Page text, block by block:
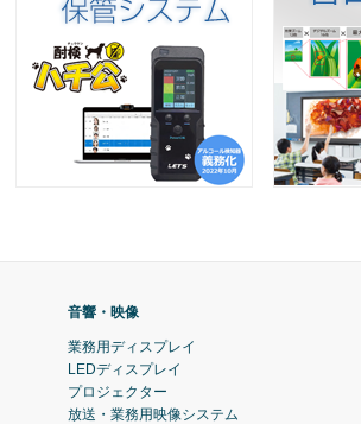
音響・映像
業務用ディスプレイ
LEDディスプレイ
プロジェクター
放送・業務用映像システム